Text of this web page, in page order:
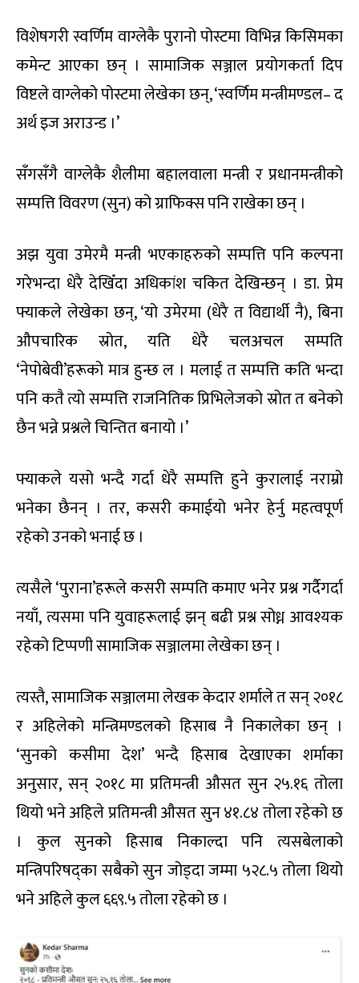
विशेषगरी स्वर्णिम वाग्लेकै पुरानो पोस्टमा विभिन्न किसिमका
कमेन्ट आएका छन् । सामाजिक सञ्जाल प्रयोगकर्ता दिप
विष्टले वाग्लेको पोस्टमा लेखेका छन्, ‘स्वर्णिम मन्त्रीमण्डल– द
अर्थ इज अराउन्ड ।’
सँगसँगै वाग्लेकै शैलीमा बहालवाला मन्त्री र प्रधानमन्त्रीको
सम्पत्ति विवरण (सुन) को ग्राफिक्स पनि राखेका छन् ।
अझ युवा उमेरमै मन्त्री भएकाहरुको सम्पत्ति पनि कल्पना
गरेभन्दा धेरै देखिँदा अधिकांश चकित देखिन्छन् । डा. प्रेम
फ्याकले लेखेका छन्, ‘यो उमेरमा (धेरै त विद्यार्थी नै), बिना
औपचारिक स्रोत, यति धेरै चलअचल सम्पति
‘नेपोबेवी’हरूको मात्र हुन्छ ल । मलाई त सम्पत्ति कति भन्दा
पनि कतै त्यो सम्पत्ति राजनितिक प्रिभिलेजको स्रोत त बनेको
छैन भन्ने प्रश्नले चिन्तित बनायो ।’
फ्याकले यसो भन्दै गर्दा धेरै सम्पत्ति हुने कुरालाई नराम्रो
भनेका छैनन् । तर, कसरी कमाईयो भनेर हेर्नु महत्वपूर्ण
रहेको उनको भनाई छ ।
त्यसैले ‘पुराना’हरूले कसरी सम्पति कमाए भनेर प्रश्न गर्दैगर्दा
नयाँ, त्यसमा पनि युवाहरूलाई झन् बढी प्रश्न सोध्न आवश्यक
रहेको टिप्पणी सामाजिक सञ्जालमा लेखेका छन् ।
त्यस्तै, सामाजिक सञ्जालमा लेखक केदार शर्माले त सन् २०१८
र अहिलेको मन्त्रिमण्डलको हिसाब नै निकालेका छन् ।
‘सुनको कसीमा देश’ भन्दै हिसाब देखाएका शर्माका
अनुसार, सन् २०१८ मा प्रतिमन्त्री औसत सुन २५.१६ तोला
थियो भने अहिले प्रतिमन्त्री औसत सुन ४१.८४ तोला रहेको छ
। कुल सुनको हिसाब निकाल्दा पनि त्यसबेलाको
मन्त्रिपरिषद्का सबैको सुन जोड्दा जम्मा ५२८.५ तोला थियो
भने अहिले कुल ६६९.५ तोला रहेको छ ।